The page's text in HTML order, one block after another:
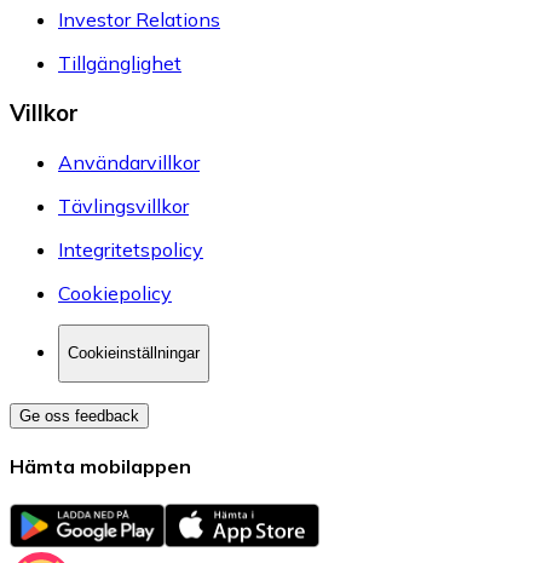
Investor Relations
Tillgänglighet
Villkor
Användarvillkor
Tävlingsvillkor
Integritetspolicy
Cookiepolicy
Cookieinställningar
Ge oss feedback
Hämta mobilappen